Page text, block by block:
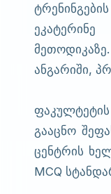
ანგარიში,
ფაკულტეტის
გააცნო
ცენტრის
MCQ